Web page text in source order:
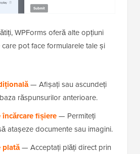
WPForms oferă alte opțiuni
pot face formularele tale și
— Afișați sau ascundeți
răspunsurilor anterioare.
fișiere— Permiteți
atașeze documente sau imagini.
plată— Acceptați plăți direct prin